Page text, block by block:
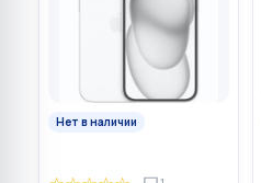
Нет в наличии